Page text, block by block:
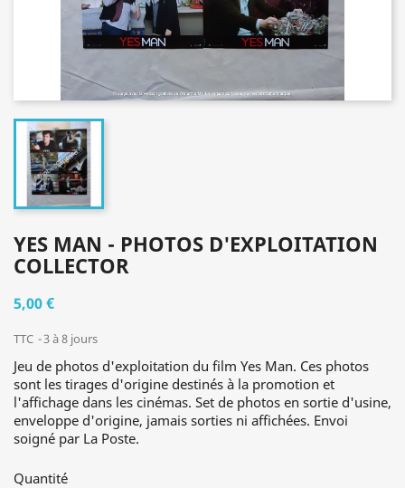
YES MAN - PHOTOS D'EXPLOITATION
COLLECTOR
5,00 €
TTC 3 à 8 jours
Jeu de photos d'exploitation du film Yes Man. Ces photos
sont les tirages d'origine destinés à la promotion et
l'affichage dans les cinémas. Set de photos en sortie d'usine,
enveloppe d'origine, jamais sorties ni affichées. Envoi
soigné par La Poste.
Quantité